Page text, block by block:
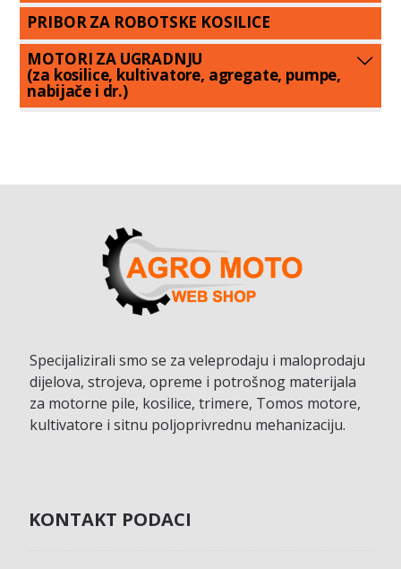
PRIBOR ZA ROBOTSKE KOSILICE
MOTORI ZA UGRADNJU
(za kosilice, kultivatore, agregate, pumpe,
nabijače i dr.)
Specijalizirali smo se za veleprodaju i maloprodaju
dijelova, strojeva, opreme i potrošnog materijala
za motorne pile, kosilice, trimere, Tomos motore,
kultivatore i sitnu poljoprivrednu mehanizaciju.
KONTAKT PODACI